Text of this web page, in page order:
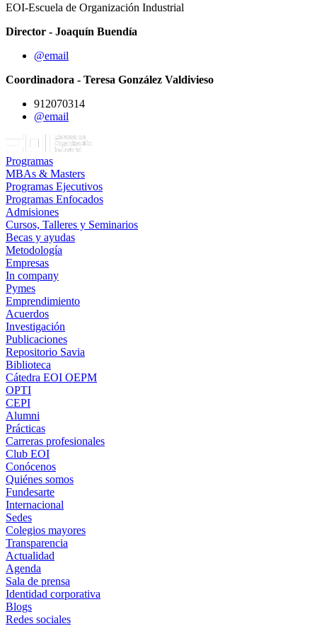
EOI-Escuela de Organización Industrial
Director - Joaquín Buendía
@email
Coordinadora - Teresa González Valdivieso
912070314
@email
Programas
MBAs & Masters
Programas Ejecutivos
Programas Enfocados
Admisiones
Cursos, Talleres y Seminarios
Becas y ayudas
Metodología
Empresas
In company
Pymes
Emprendimiento
Acuerdos
Investigación
Publicaciones
Repositorio Savia
Biblioteca
Cátedra EOI OEPM
OPTI
CEPI
Alumni
Prácticas
Carreras profesionales
Club EOI
Conócenos
Quiénes somos
Fundesarte
Internacional
Sedes
Colegios mayores
Transparencia
Actualidad
Agenda
Sala de prensa
Identidad corporativa
Blogs
Redes sociales